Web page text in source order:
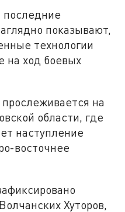
последние
показывают,
технологии
на ход боевых
на
области, где
наступление
восточнее
Хуторов,